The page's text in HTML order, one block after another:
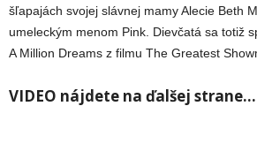
šľapajách svojej slávnej mamy Alecie Beth
umeleckým menom Pink. Dievčatá sa totiž
A Million Dreams z filmu The Greatest
VIDEO nájdete na ďalšej strane…